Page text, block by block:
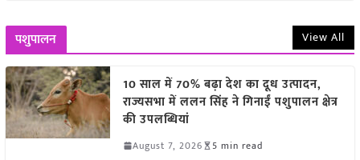
पशुपालन View All
10 साल में 70% बढ़ा देश का दूध उत्पादन,
राज्यसभा में ललन सिंह ने गिनाईं पशुपालन क्षेत्र
की उपलब्धियां
August 7, 2026 5 min read